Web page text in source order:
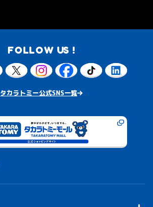
FOLLOW US !
タカラトミー公式SNS一覧